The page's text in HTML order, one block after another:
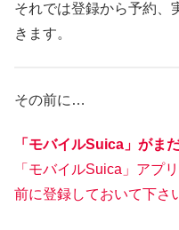
それでは登録から予約、
きます。
その前に…
「モバイルSuica」がま
「モバイルSuica」アプ
前に登録しておいて下さ